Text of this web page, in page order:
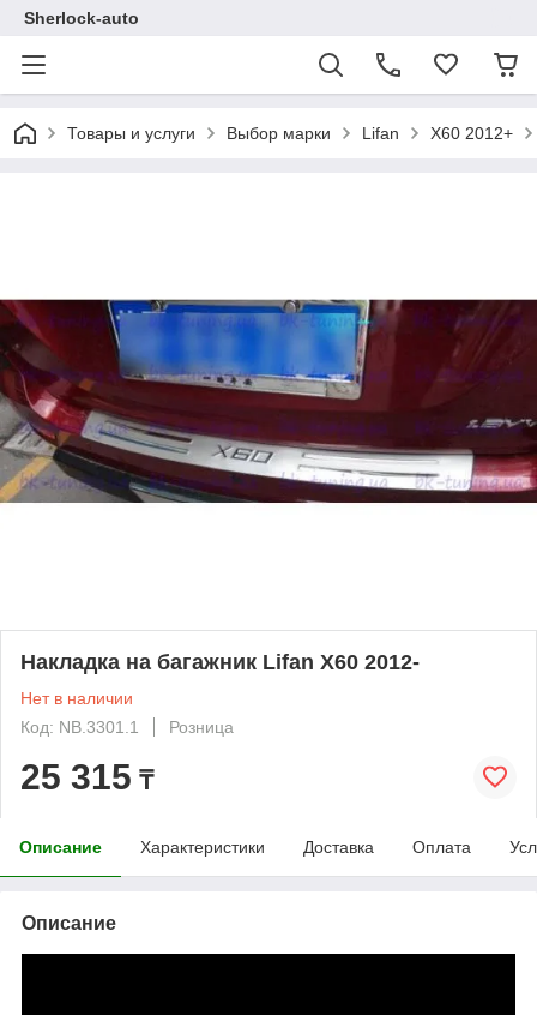
Sherlock-auto
Товары и услуги Выбор марки Lifan X60 2012+
Накладка на багажник Lifan X60 2012-
Нет в наличии
Код: NB.3301.1
Розница
25 315 ₸
Описание Характеристики Доставка Оплата
Описание